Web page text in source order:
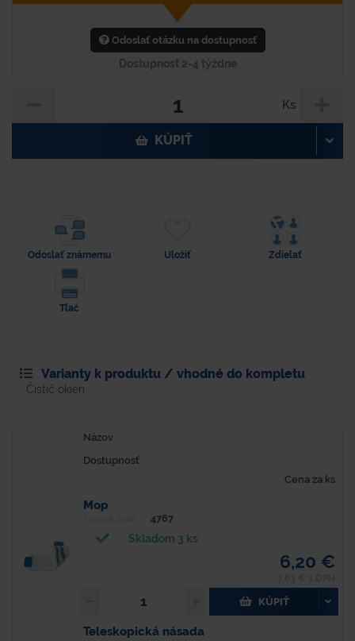
Odoslať otázku na dostupnosť
Dostupnosť 2-4 týždne
Ks
KÚPIŤ
Odoslať známemu Uložiť Zdielať
Tlač
Varianty k produktu / vhodné do kompletu
Čistič okien
Názov
Dostupnosť
Cena za ks
Mop
4767
Skladom 3 ks
6,20 €
KÚPIŤ
Teleskopická násada